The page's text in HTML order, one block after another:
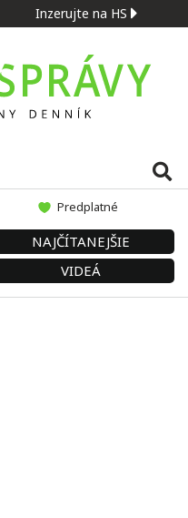
Inzerujte na HS
Predplatné
NAJČÍTANEJŠIE
VIDEÁ